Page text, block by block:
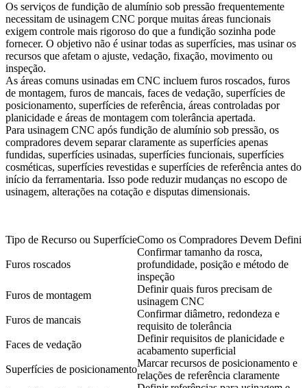
Os serviços de fundição de alumínio sob pressão frequentemente
necessitam de usinagem CNC porque muitas áreas funcionais
exigem controle mais rigoroso do que a fundição sozinha pode
fornecer. O objetivo não é usinar todas as superfícies, mas usinar os
recursos que afetam o ajuste, vedação, fixação, movimento ou
inspeção.
As áreas comuns usinadas em CNC incluem furos roscados, furos
de montagem, furos de mancais, faces de vedação, superfícies de
posicionamento, superfícies de referência, áreas controladas por
planicidade e áreas de montagem com tolerância apertada.
Para usinagem CNC após fundição de alumínio sob pressão, os
compradores devem separar claramente as superfícies apenas
fundidas, superfícies usinadas, superfícies funcionais, superfícies
cosméticas, superfícies revestidas e superfícies de referência antes do
início da ferramentaria. Isso pode reduzir mudanças no escopo de
usinagem, alterações na cotação e disputas dimensionais.
Tipo de Recurso ou SuperfícieComo os Compradores Devem Definir
Furos roscados
Confirmar tamanho da rosca,
profundidade, posição e método de
inspeção
Furos de montagem
Definir quais furos precisam de
usinagem CNC
Furos de mancais
Confirmar diâmetro, redondeza e
requisito de tolerância
Faces de vedação
Definir requisitos de planicidade e
acabamento superficial
Superfícies de posicionamento
Marcar recursos de posicionamento e
relações de referência claramente